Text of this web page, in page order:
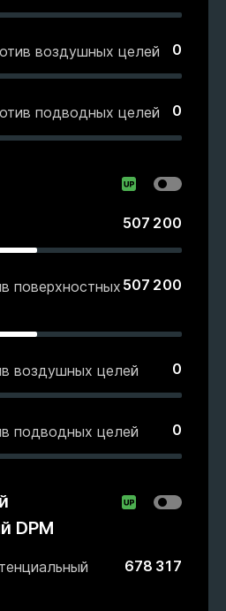
воздушных целей 0
подводных целей 0
507 200
поверхностных 507 200
воздушных целей 0
подводных целей 0
DPM
678 317